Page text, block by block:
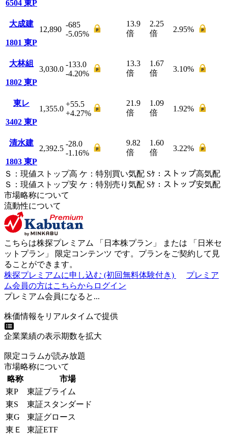
6504 東P
大成建
1801 東P
12,890
-685
-5.05%
13.9
倍
2.25
倍
2.95%
大林組
1802 東P
3,030.0
-133.0
-4.20%
13.3
倍
1.67
倍
3.10%
東レ
3402 東P
1,355.0
+55.5
+4.27%
21.9
倍
1.09
倍
1.92%
清水建
1803 東P
2,392.5
-28.0
-1.16%
9.82
倍
1.60
倍
3.22%
Ｓ ： 現値ストップ高 ケ ： 特別買い気配 Sｹ ： ストップ高気配
Ｓ ： 現値ストップ安 ケ ： 特別売 り 気配 Sｹ ： ストップ安気配
市場略称について
流動性について
こちらは株探プレミアム 「 日本株プラン 」 または 「 日米セ
ットプラン 」 限定コンテンツ です。プランをご契約して見
ることができます。
株探プレミアムに申し込む (初回無料体験付き)
プレミア
ム会員の方はこちらからログイン
プレミアム会員になると...
株価情報をリアルタイムで提供
企業業績の表示期数を拡大
限定コラムが読み放題
市場略称について
略称
市場
東P
東証プライム
東S
東証スタンダード
東G
東証グロース
東Ｅ
東証ETF